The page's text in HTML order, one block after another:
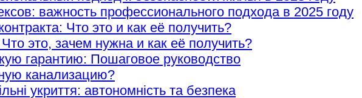
важность профессионального подхода в 2025 году
Что это и как её получить?
это, зачем нужна и как её получить?
гарантию: Пошаговое руководство
канализацию?
укриття: автономність та безпека